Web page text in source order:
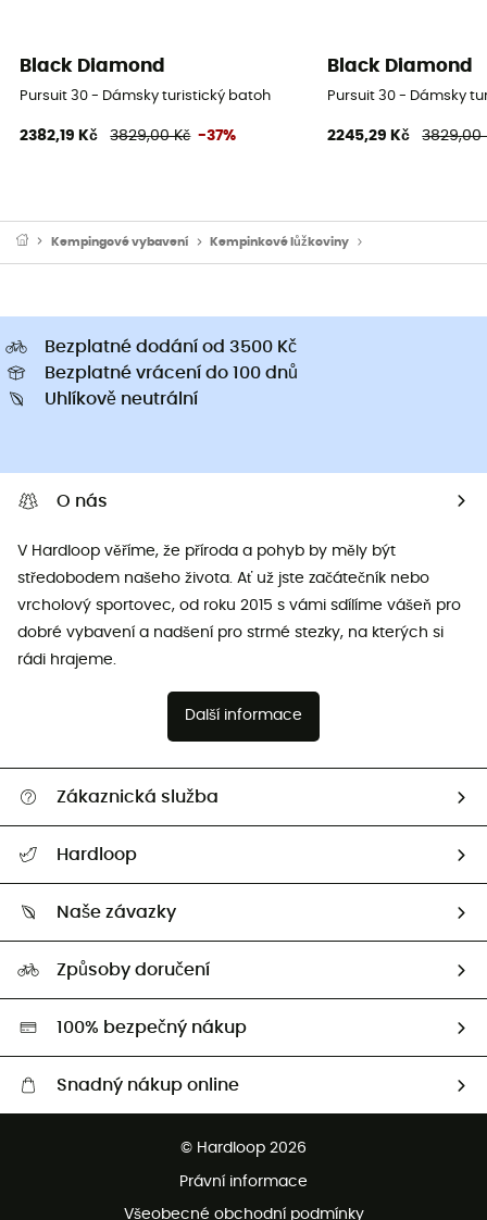
Black Diamond
Pursuit 30 - Dámsky turistický batoh
2382,19 Kč 3829,00 Kč -37%
Black Diamond
Pursuit 30 - Dámsky
2245,29 Kč 3829,00
Kempingové vybavení Kempinkové lůžkoviny
Bezplatné dodání od 3500 Kč
Bezplatné vrácení do 100 dnů
Uhlíkově neutrální
O nás
V Hardloop věříme, že příroda a pohyb by měly být
středobodem našeho života. Ať už jste začátečník nebo
vrcholový sportovec, od roku 2015 s vámi sdílíme vášeň pro
dobré vybavení a nadšení pro strmé stezky, na kterých si
rádi hrajeme.
Další informace
Zákaznická služba
Vrácení zboží a peněz
Hardloop
Naši Ambasadoři
Naše závazky
Second hand
HardGreen
Způsoby doručení
100% bezpečný nákup
Snadný nákup online
Bezplatné vrácení do 100 dnů
Bezplatná zákaznická služba
© Hardloop 2026
Právní informace
Všeobecné obchodní podmínky